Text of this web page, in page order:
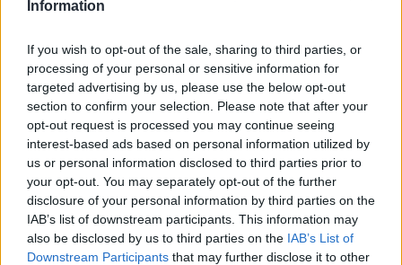
Information
If you wish to opt-out of the sale, sharing to third parties, or
processing of your personal or sensitive information for
targeted advertising by us, please use the below opt-out
section to confirm your selection. Please note that after your
opt-out request is processed you may continue seeing
interest-based ads based on personal information utilized by
us or personal information disclosed to third parties prior to
your opt-out. You may separately opt-out of the further
disclosure of your personal information by third parties on the
IAB’s list of downstream participants. This information may
also be disclosed by us to third parties on the IAB’s List of
Downstream Participants that may further disclose it to other
καλυφθούν τα τεράστια κενά σε καθηγητικό προσωπικό
και υποδομές.